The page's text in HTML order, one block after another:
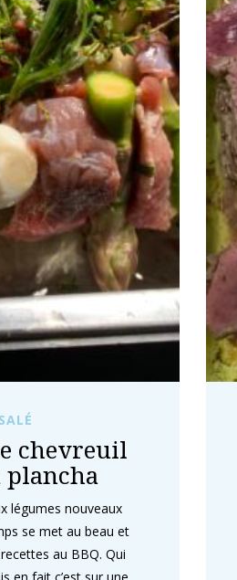
chevreuil
plancha
légumes nouveaux
se met au beau et
au BBQ. Qui